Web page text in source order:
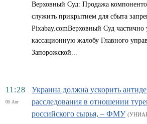
Верховный Суд: Продажа
служить прикрытием для сбыта
Pixabay.comВерховный Суд частично
кассационную жалобу Главного
Запорожской...
11:28
05 Авг
Украина должна ускорить
расследования в отношении
российского сырья, – ФМУ